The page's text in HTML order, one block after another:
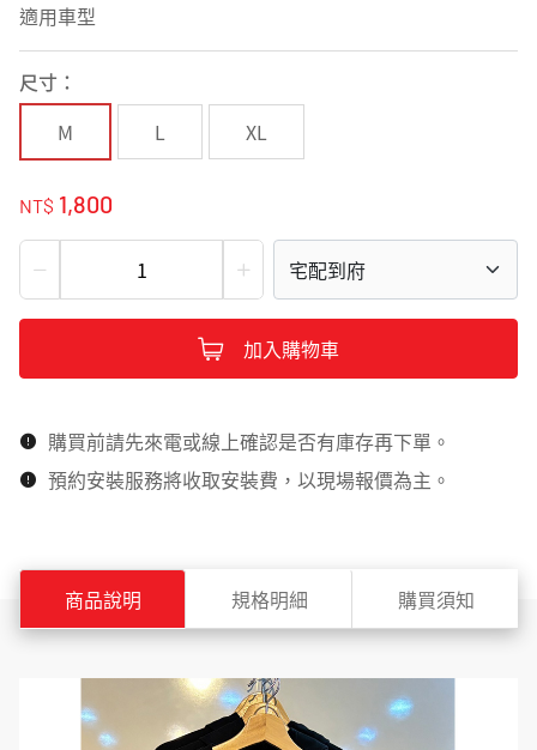
適用車型
尺寸：
M
L XL
NT$ 1,800
宅配到府
加入購物車
購買前請先來電或線上確認是否有庫存再下單。
預約安裝服務將收取安裝費，以現場報價為主。
商品說明 規格明細 購買須知